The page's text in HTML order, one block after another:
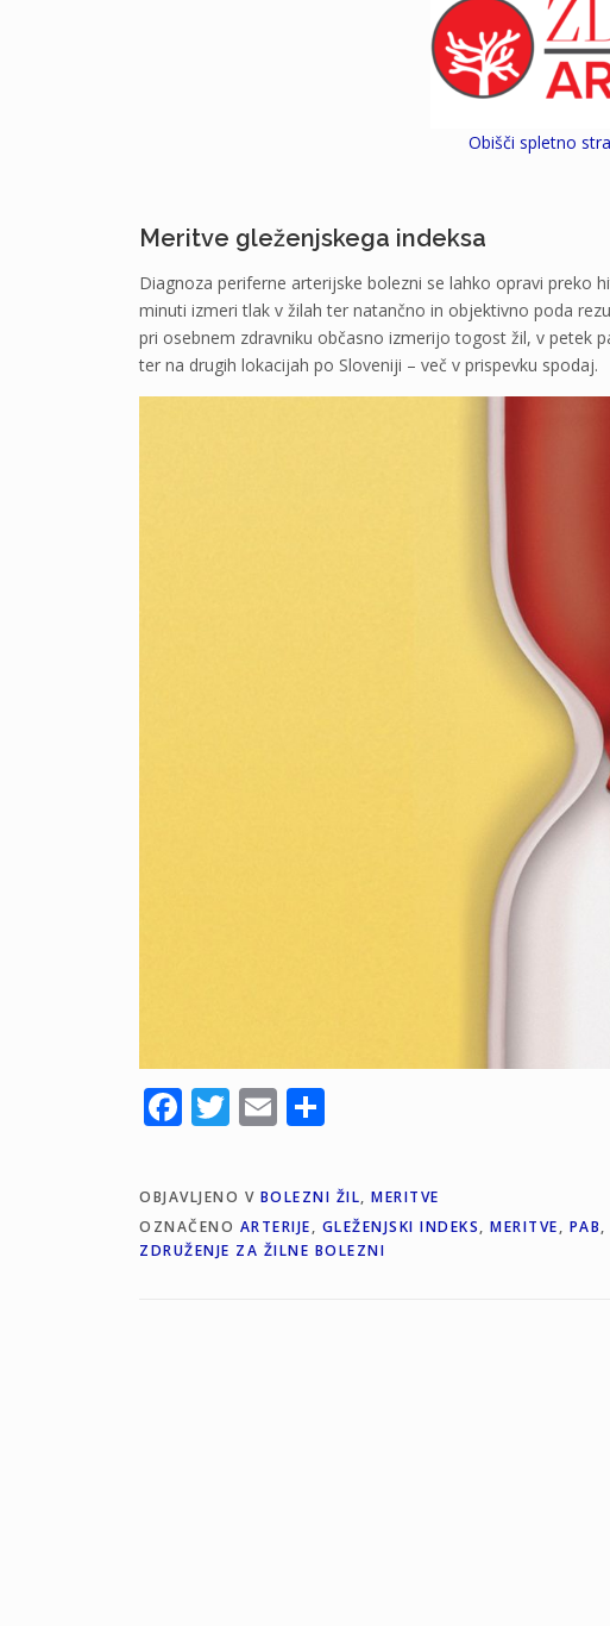
Obišči spletno
Meritve gleženjskega indeksa
Diagnoza periferne arterijske bolezni se lahko opravi preko
minuti izmeri tlak v žilah ter natančno in objektivno poda
pri osebnem zdravniku občasno izmerijo togost žil, v petek
ter na drugih lokacijah po Sloveniji – več v prispevku spodaj.
Facebook
Twitter
Email
OBJAVLJENO V BOLEZNI ŽIL, MERITVE
OZNAČENO ARTERIJE, GLEŽENJSKI INDEKS, MERITVE, PAB,
ZDRUŽENJE ZA ŽILNE BOLEZNI